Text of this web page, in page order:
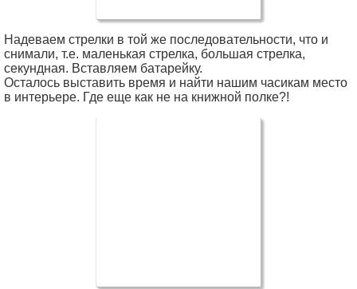
Надеваем стрелки в той же последовательности, что и
снимали, т.е. маленькая стрелка, большая стрелка,
секундная. Вставляем батарейку.
Осталось выставить время и найти нашим часикам место
в интерьере. Где еще как не на книжной полке?!